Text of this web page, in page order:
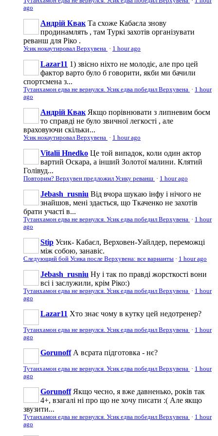
ago
Андрій Квак Та схоже Кабаєла знову
продинамлять , там Туркі захотів організувати
реванш для Ріко .
Усик нокаутировал Верхувена · 1 hour ago
Lazar11 1) звісно ніхто не молодіє, але про цей
фактор варто було б говорити, якби ми бачили
спортсмена з...
Тутанхамон едва не вернулся. Усик едва победил Верхувена · 1 hour
ago
Андрій Квак Якщо порівнювати з липневим боєм
то справді не було звичної легкості , але
враховуючи скільки...
Усик нокаутировал Верхувена · 1 hour ago
Vitalii Hnedko Це той випадок, коли один актор
вартий Оскара, а інший Золотої малини. Клятий
Голівуд...
Повторим? Верхувен предложил Усику реванш · 1 hour ago
Jebash_rusniu Від вчора шукаю інфу і нічого не
знайшов, мені здається, що Ткаченко не захотів
брати участі в...
Тутанхамон едва не вернулся. Усик едва победил Верхувена · 1 hour
ago
Stip Усик- Кабаєл, Верховен-Уайлдер, переможці
між собою, занавіс.
Следующий бой Усика после Верхувена: все варианты · 1 hour ago
Jebash_rusniu Ну і так по правді жорсткості вони
всі і заслужили, крім Ріко:)
Тутанхамон едва не вернулся. Усик едва победил Верхувена · 1 hour
ago
Lazar11 Хто знає чому в кутку цей недотренер?
Тутанхамон едва не вернулся. Усик едва победил Верхувена · 1 hour
ago
Gorunoff А всрата пiдготовка - нє?
Тутанхамон едва не вернулся. Усик едва победил Верхувена · 1 hour
ago
Gorunoff Якщо чесно, я вже давненько, років так
4+, взагалі ні про що не хочу писати :( Але якщо
звузити...
Тутанхамон едва не вернулся. Усик едва победил Верхувена · 1 hour
ago